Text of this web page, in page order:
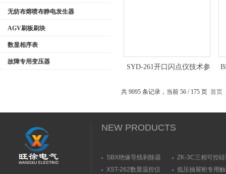
无纺布熔喷布静电发生器
AGV刷板刷块
数显相序表
故障专用变压器
SYD-261开口闪点仪技术参
共 9095 条记录，当前 56 / 175 页 首页
NEW PRODUCTS
SBX绝缘导线剥除器
ZK-3C三相可控
触发器
XST-262数显温控仪
低压抽屉柜专用